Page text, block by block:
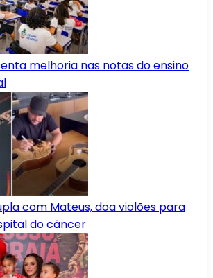
melhoria nas notas do ensino
com Mateus, doa violões para
do câncer